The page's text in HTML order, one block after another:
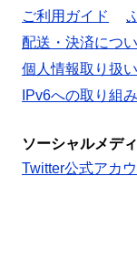
ご利用ガイド
配送・決済につ
個人情報取り扱
IPv6への取り組み
ソーシャルメデ
Twitter公式アカ